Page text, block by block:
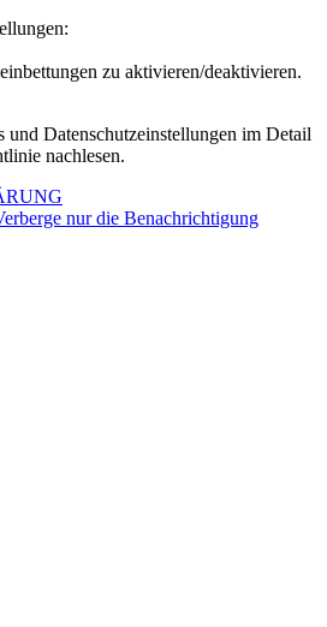
zu aktivieren/deaktivieren.
und Datenschutzeinstellungen im Detail
nachlesen.
nur die Benachrichtigung